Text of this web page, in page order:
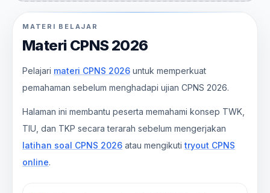
MATERI BELAJAR
Materi CPNS 2026
Pelajari materi CPNS 2026 untuk memperkuat
pemahaman sebelum menghadapi ujian CPNS 2026.
Halaman ini membantu peserta memahami konsep TWK,
TIU, dan TKP secara terarah sebelum mengerjakan
latihan soal CPNS 2026 atau mengikuti tryout CPNS
online.